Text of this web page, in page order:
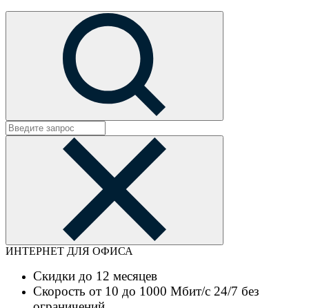
ИНТЕРНЕТ ДЛЯ ОФИСА
Скидки до 12 месяцев
Скорость от 10 до 1000 Мбит/с 24/7 без